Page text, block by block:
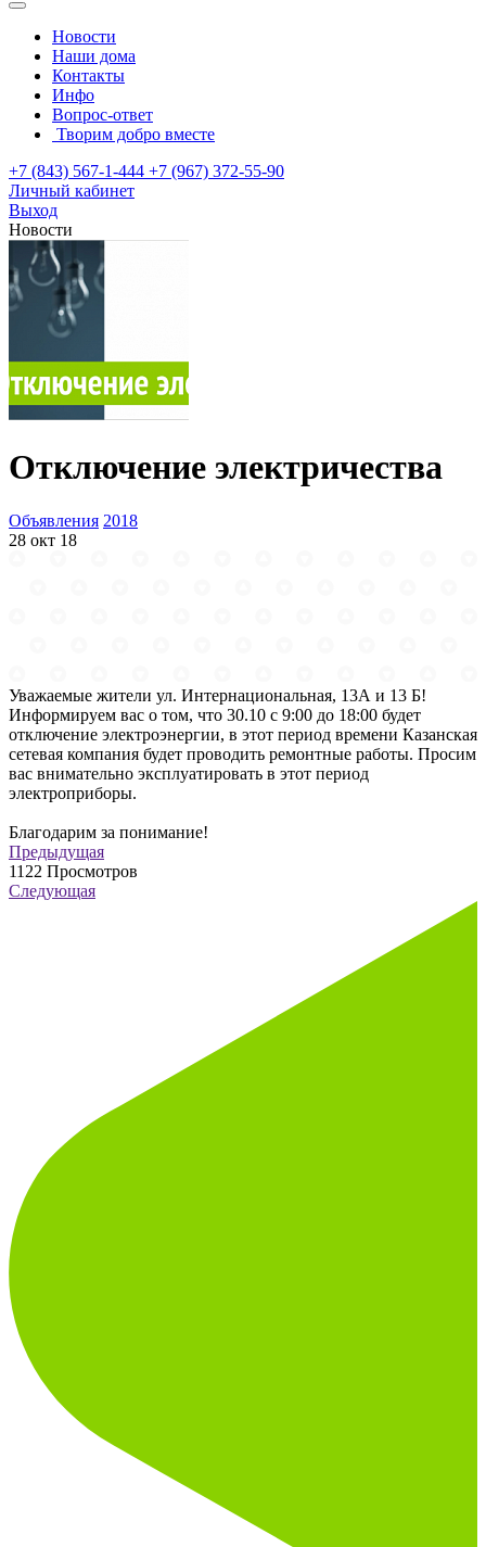
Новости
Наши дома
Контакты
Инфо
Вопрос-ответ
Творим добро вместе
+7 (843) 567-1-444 +7 (967) 372-55-90
Личный кабинет
Выход
Новости
Отключение электричества
Объявления 2018
28 окт 18
Уважаемые жители ул. Интернациональная, 13А и 13 Б!
Информируем вас о том, что 30.10 с 9:00 до 18:00 будет
отключение электроэнергии, в этот период времени Казанская
сетевая компания будет проводить ремонтные работы. Просим
вас внимательно эксплуатировать в этот период
электроприборы.
Благодарим за понимание!
Предыдущая
1122 Просмотров
Следующая